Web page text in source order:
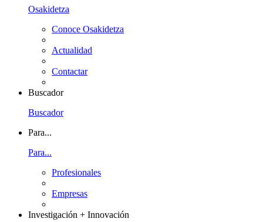
Osakidetza
Conoce Osakidetza
Actualidad
Contactar
Buscador
Buscador
Para...
Para...
Profesionales
Empresas
Investigación + Innovación